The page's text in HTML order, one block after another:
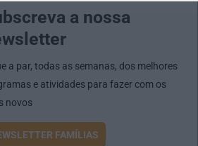
a nossa
a par, todas as semanas, dos melhores
e atividades para fazer com os
novos
FAMÍLIAS